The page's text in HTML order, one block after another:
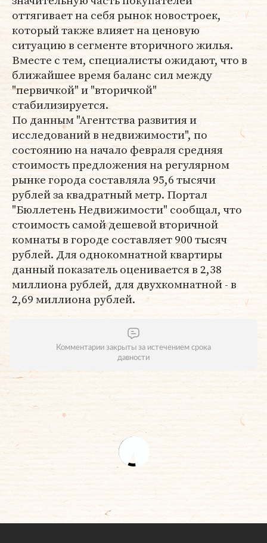
оттягивает на себя рынок новостроек,
который также влияет на ценовую
ситуацию в сегменте вторичного жилья.
Вместе с тем, специалисты ожидают, что в
ближайшее время баланс сил между
"первичкой" и "вторичкой"
стабилизируется.
По данным "Агентства развития и
исследований в недвижимости", по
состоянию на начало февраля средняя
стоимость предложения на регулярном
рынке города составляла 95,6 тысячи
рублей за квадратный метр. Портал
"Бюллетень Недвижимости" сообщал, что
стоимость самой дешевой вторичной
комнаты в городе составляет 900 тысяч
рублей. Для однокомнатной квартиры
данный показатель оценивается в 2,38
миллиона рублей, для двухкомнатной - в
2,69 миллиона рублей.
Комментарии закрыты за истечением срока
давности